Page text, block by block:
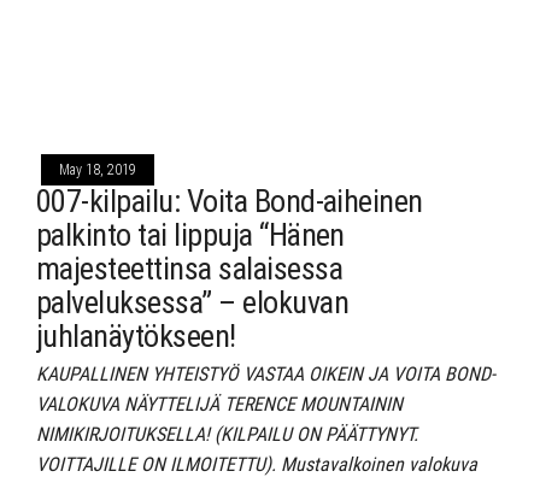
May 18, 2019
007-kilpailu: Voita Bond-aiheinen
palkinto tai lippuja “Hänen
majesteettinsa salaisessa
palveluksessa” – elokuvan
juhlanäytökseen!
KAUPALLINEN YHTEISTYÖ VASTAA OIKEIN JA VOITA BOND-
VALOKUVA NÄYTTELIJÄ TERENCE MOUNTAININ
NIMIKIRJOITUKSELLA! (KILPAILU ON PÄÄTTYNYT.
VOITTAJILLE ON ILMOITETTU). Mustavalkoinen valokuva